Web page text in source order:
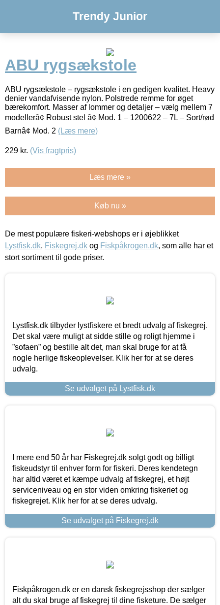
Trendy Junior
ABU rygsækstole
ABU rygsækstole – rygsækstole i en gedigen kvalitet. Heavy
denier vandafvisende nylon. Polstrede remme for øget
bærekomfort. Masser af lommer og detaljer – vælg mellem 7
modellerâ¢ Robust stel â¢ Mod. 1 – 1200622 – 7L – Sort/rød
Barnâ¢ Mod. 2 (Læs mere)
229 kr. (Vis fragtpris)
Læs mere »
Køb nu »
De mest populære fiskeri-webshops er i øjeblikket
Lystfisk.dk, Fiskegrej.dk og Fiskpåkrogen.dk, som alle har et
stort sortiment til gode priser.
Lystfisk.dk tilbyder lystfiskere et bredt udvalg af fiskegrej.
Det skal være muligt at sidde stille og roligt hjemme i
”sofaen” og bestille alt det, man skal bruge for at få
nogle herlige fiskeoplevelser. Klik her for at se deres
udvalg.
Se udvalget på Lystfisk.dk
I mere end 50 år har Fiskegrej.dk solgt godt og billigt
fiskeudstyr til enhver form for fiskeri. Deres kendetegn
har altid været et kæmpe udvalg af fiskegrej, et højt
serviceniveau og en stor viden omkring fiskeriet og
fiskegrejet. Klik her for at se deres udvalg.
Se udvalget på Fiskegrej.dk
Fiskpåkrogen.dk er en dansk fiskegrejsshop der sælger
alt du skal bruge af fiskegrej til dine fisketure. De sælger